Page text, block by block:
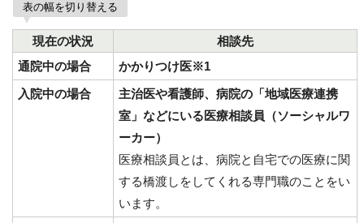
表の幅を切り替える
現在の状況
相談先
通院中の場合
かかりつけ医※1
入院中の場合
主治医や看護師、病院の「地域医療連携
室」などにいる医療相談員（ソーシャルワ
ーカー）
医療相談員とは、病院と自宅での医療に関
する橋渡しをしてくれる専門職のことをい
います。